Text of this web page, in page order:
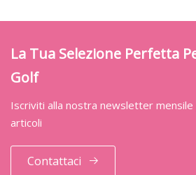
La Tua Selezione Perfetta
Golf
Iscriviti alla nostra newsletter
articoli
Contattaci